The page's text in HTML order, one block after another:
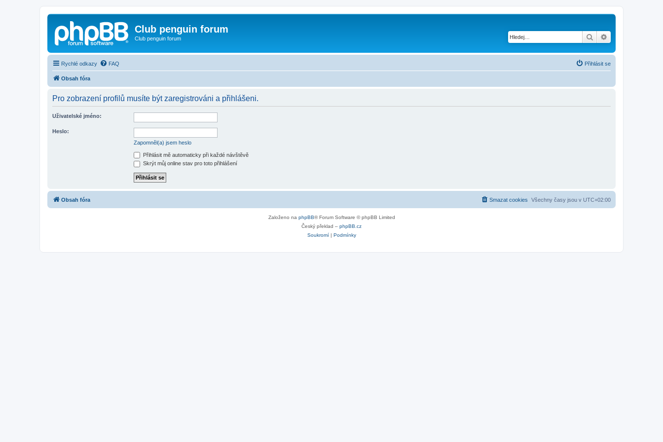
Club penguin forum
Club penguin forum Hledat
Rychlé odkazy FAQ Přihlásit se
Obsah fóra
Pro zobrazení profilů musíte být zaregistrováni a přihlášeni.
Uživatelské jméno:
Heslo:
Zapomněl(a) jsem heslo
Přihlásit mě automaticky při každé návštěvě
Skrýt můj online stav pro toto přihlášení
Obsah fóra Všechny časy jsou v UTC+02:00
Smazat cookies
Založeno na phpBB® Forum Software © phpBB Limited
Český překlad – phpBB.cz
Soukromí| Podmínky